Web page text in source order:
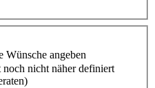
Wünsche angeben
noch nicht näher definiert